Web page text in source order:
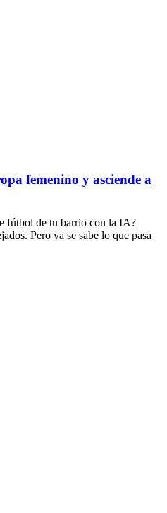
femenino y asciende a
fútbol de tu barrio con la IA?
Pero ya se sabe lo que pasa